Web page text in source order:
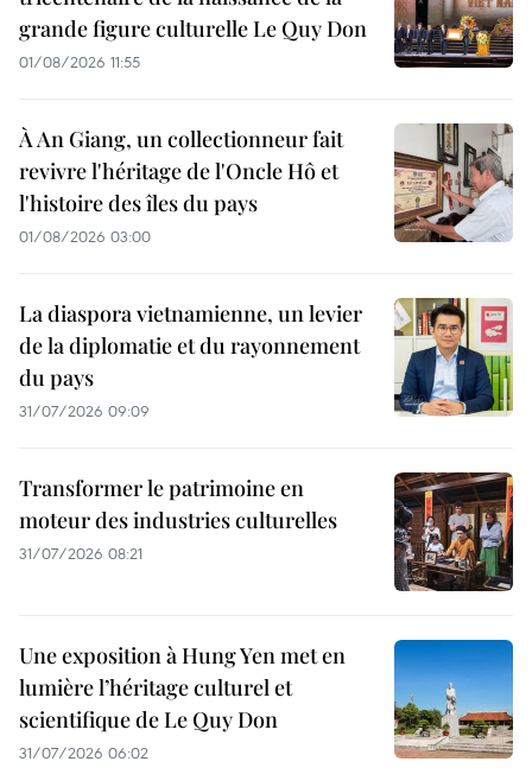
grande figure culturelle Le Quy Don
01/08/2026 11:55
À An Giang, un collectionneur fait
revivre l'héritage de l'Oncle Hô et
l'histoire des îles du pays
01/08/2026 03:00
La diaspora vietnamienne, un levier
de la diplomatie et du rayonnement
du pays
31/07/2026 09:09
Transformer le patrimoine en
moteur des industries culturelles
31/07/2026 08:21
Une exposition à Hung Yen met en
lumière l’héritage culturel et
scientifique de Le Quy Don
31/07/2026 06:02